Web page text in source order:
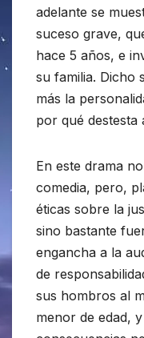
adelante se
suceso grave,
hace 5 años, e
su familia. Dicho
más la
por qué destesta
En este drama
comedia, pero,
éticas sobre la
sino bastante
engancha a la
de
sus hombros al
menor de edad,